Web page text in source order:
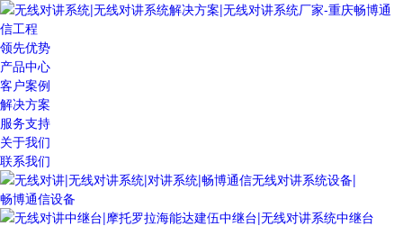
领先优势
产品中心
客户案例
解决方案
服务支持
关于我们
联系我们
畅博通信设备